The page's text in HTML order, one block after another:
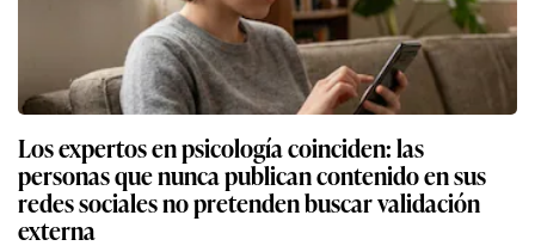
Los expertos en psicología coinciden: las
personas que nunca publican contenido en sus
redes sociales no pretenden buscar validación
externa